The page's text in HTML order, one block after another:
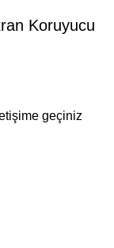
Koruyucu
geçiniz